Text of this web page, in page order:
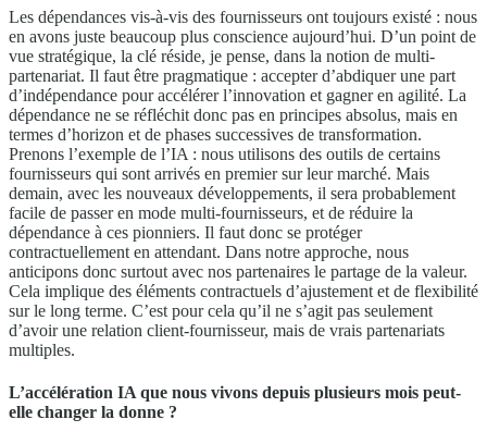
Les dépendances vis-à-vis des fournisseurs ont toujours existé : nous
en avons juste beaucoup plus conscience aujourd’hui. D’un point de
vue stratégique, la clé réside, je pense, dans la notion de multi-
partenariat. Il faut être pragmatique : accepter d’abdiquer une part
d’indépendance pour accélérer l’innovation et gagner en agilité. La
dépendance ne se réfléchit donc pas en principes absolus, mais en
termes d’horizon et de phases successives de transformation.
Prenons l’exemple de l’IA : nous utilisons des outils de certains
fournisseurs qui sont arrivés en premier sur leur marché. Mais
demain, avec les nouveaux développements, il sera probablement
facile de passer en mode multi-fournisseurs, et de réduire la
dépendance à ces pionniers. Il faut donc se protéger
contractuellement en attendant. Dans notre approche, nous
anticipons donc surtout avec nos partenaires le partage de la valeur.
Cela implique des éléments contractuels d’ajustement et de flexibilité
sur le long terme. C’est pour cela qu’il ne s’agit pas seulement
d’avoir une relation client-fournisseur, mais de vrais partenariats
multiples.
L’accélération IA que nous vivons depuis plusieurs mois peut-
elle changer la donne ?